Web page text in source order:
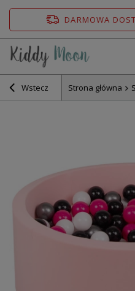
DARMOWA
Wstecz Strona główna